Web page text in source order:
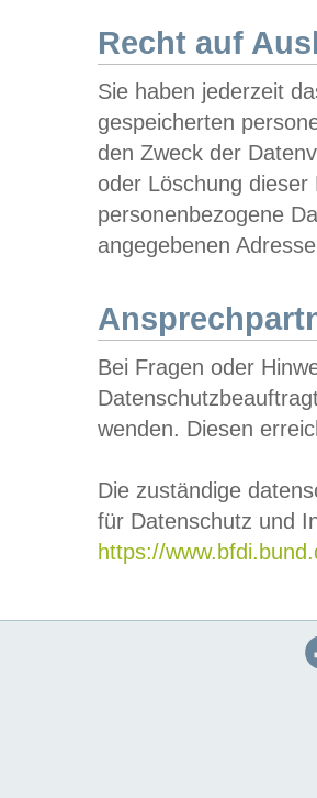
Recht auf
Sie haben jederzeit
gespeicherten
den Zweck der
oder Löschung
personenbezogene
angegebenen
Bei Fragen oder
wenden. Diesen
Die zuständige
für Datenschutz und
https://